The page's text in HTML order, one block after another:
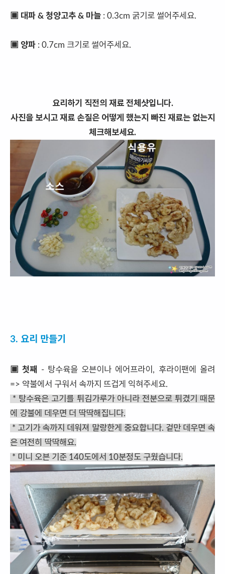
▣ 대파 & 청양고추 & 마늘 : 0.3cm 굵기로 썰어주세요.
▣ 양파 : 0.7cm 크기로 썰어주세요.
요리하기 직전의 재료 전체샷입니다.
사진을 보시고 재료 손질은 어떻게 했는지 빠진 재료는 없는지
체크해보세요.
3. 요리 만들기
▣ 첫째
- 탕수육을 오븐이나 에어프라이, 후라이팬에 올려
=> 약불에서 구워서 속까지 뜨겁게 익혀주세요.
* 탕수육은 고기를 튀김가루가 아니라 전분으로 튀겼기 때문
에 강불에 데우면 더 딱딱해집니다.
* 고기가 속까지 데워져 말랑한게 중요합니다. 겉만 데우면 속
은 여전히 딱딱해요.
* 미니 오븐 기준 140도에서 10분정도 구웠습니다.